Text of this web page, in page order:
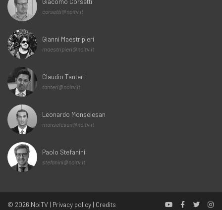
corsetti@noitv.it
Gianni Maestripieri
maestripieri@noitv.it
Claudio Tanteri
tanteri@noitv.it
Leonardo Monselesan
monselesan@noitv.it
Paolo Stefanini
stefanini@noitv.it
© 2026 NoiTV | Privacy policy | Credits